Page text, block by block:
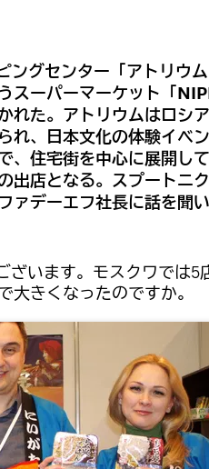
グセンター「アトリウム
スーパーマーケット「
れた。アトリウムはロシ
れ、日本文化の体験イベ
、住宅街を中心に展開し
出店となる。スプートニ
デーエフ社長に話を聞い
ざいます。モスクワでは5
大きくなったのですか。